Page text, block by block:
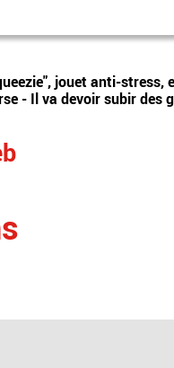
jouet anti-
- Il va devoir subir des